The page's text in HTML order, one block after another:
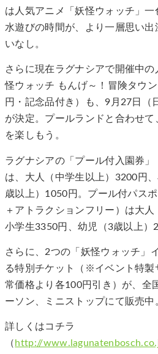
は人気アニメ「妖怪ウォッチ」
水遊びの時間が、より一層思い
いなし。
さらに現在ラグナシアで開催中
怪ウォッチ もんげ～！冒険タウ
円・記念品付き）も、9月27日（
が決定。プールランドと合わせて
を楽しもう。
ラグナシアの「プール付入園券」
は、大人（中学生以上）3200円
歳以上）1050円。プール付パス
＋アトラクションフリー）は大人
小学生3350円、幼児（3歳以上）
さらに、2つの「妖怪ウォッチ」
る特別チケット（※イベント特製
常価格より各100円引き）が、全
ーソン、ミニストップにて販売中
詳しくはコチラ
（ http://